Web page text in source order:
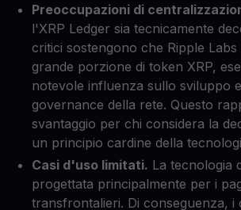
Preoccupazioni di
l'XRP Ledger sia tecnicamente
critici sostengono che Ripple Labs
grande porzione di token XRP,
notevole influenza sullo sviluppo
governance della rete. Questo
svantaggio per chi considera la
un principio cardine della
Casi d'uso limitati. La tecnologia
progettata principalmente per i
transfrontalieri. Di conseguenza, i